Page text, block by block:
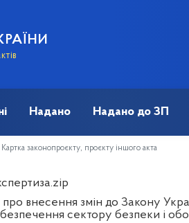
Надано Надано до ЗП
Картка законопроєкту, проєкту іншого акта
внесення змін до Закону
сектору безпеки і